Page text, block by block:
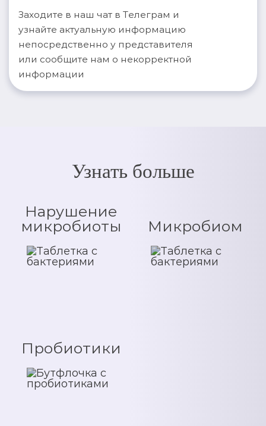
Заходите в наш чат в Телеграм и
узнайте актуальную информацию
непосредственно у представителя
или сообщите нам о некорректной
информации
Узнать больше
Нарушение
микробиоты
Микробиом
Пробиотики